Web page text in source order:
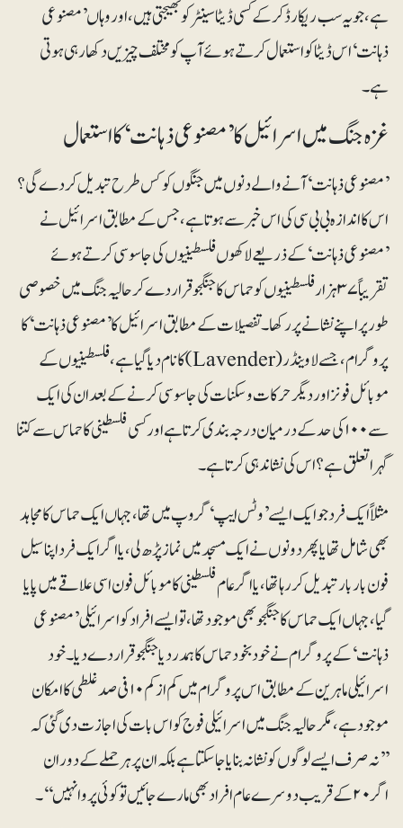
ہے، جو یہ سب ریکارڈ کرکے کسی ڈیٹا سینٹر کو بھیجتی ہیں، اور وہاں ’مصنوعی
ذہانت‘ اس ڈیٹا کو استعمال کرتے ہوئے آپ کو مختلف چیزیں دکھارہی ہوتی
ہے۔
غزہ جنگ میں اسرائیل کا ’مصنوعی ذہانت‘ کا استعمال
’مصنوعی ذہانت‘ آنے والے دنوں میں جنگوں کو کس طرح تبدیل کردے گی؟
اس کا اندازہ بی بی سی کی اس خبر سے ہوتا ہے، جس کے مطابق اسرائیل نے
’مصنوعی ذہانت‘ کے ذریعے لاکھوں فلسطینیوں کی جاسوسی کرتے ہوئے
تقریباً ۳۷ہزار فلسطینیوں کو حماس کا جنگجو قرار دے کر حالیہ جنگ میں خصوصی
طور پر اپنے نشانے پر رکھا۔ تفصیلات کے مطابق اسرائیل کا ’مصنوعی ذہانت‘ کا
پروگرام، جسے لاوینڈر (Lavender) کا نام دیا گیا ہے، فلسطینیوں کے
موبائل فونز اور دیگر حرکات و سکنات کی جاسوسی کرنے کے بعد ان کی ایک
سے ۱۰۰کی حد کے درمیان درجہ بندی کرتا ہے اور کسی فلسطینی کا حماس سے کتنا
گہرا تعلق ہے؟ اس کی نشاندہی کرتا ہے۔
مثلاً ایک فرد جو ایک ایسے ’وٹس ایپ‘ گروپ میں تھا، جہاں ایک حماس کا مجاہد
بھی شامل تھا یا پھر دونوں نے ایک مسجد میں نماز پڑھ لی، یا اگر ایک فرد اپنا سیل
فون بار بار تبدیل کررہا تھا، یا اگر عام فلسطینی کا موبائل فون اسی علاقے میں پایا
گیا، جہاں ایک حماس کا جنگجو بھی موجود تھا، تو ایسے افراد کو اسرائیلی ’مصنوعی
ذہانت‘ کے پروگرام نے خودبخود حماس کا ہمدرد یا جنگجو قرار دے دیا۔ خود
اسرائیلی ماہرین کے مطابق اس پروگرام میں کم از کم ۱۰ فی صد غلطی کا امکان
موجود ہے، مگر حالیہ جنگ میں اسرائیلی فوج کو اس بات کی اجازت دی گئی کہ
’’نہ صرف ایسے لوگوں کو نشانہ بنایا جاسکتا ہے بلکہ ان پر ہر حملے کے دوران
اگر ۲۰ کے قریب دوسرے عام افراد بھی مارے جائیں تو کوئی پروا نہیں‘‘۔